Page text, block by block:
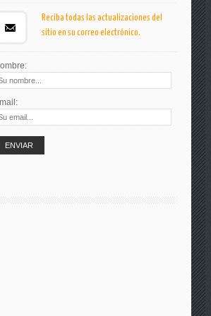
Reciba todas las actualizaciones del
sitio en su correo electrónico.